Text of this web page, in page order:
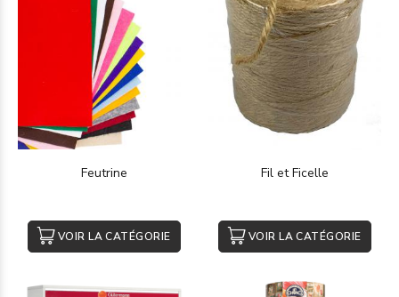
Feutrine
VOIR LA CATÉGORIE
Fil et Ficelle
VOIR LA CATÉGORIE